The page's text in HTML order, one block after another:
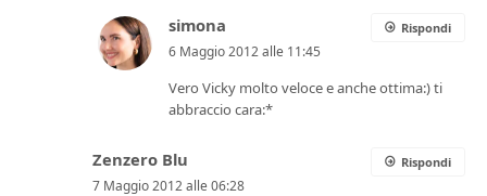
simona
6 Maggio 2012 alle 11:45
Vero Vicky molto veloce e anche ottima:) ti
abbraccio cara:*
Rispondi
Zenzero Blu
7 Maggio 2012 alle 06:28
Rispondi